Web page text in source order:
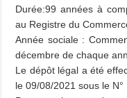
Durée:99 années à
au Registre du
Année sociale :
décembre de chaque
Le dépôt légal a été
le 09/08/2021 sous le N°